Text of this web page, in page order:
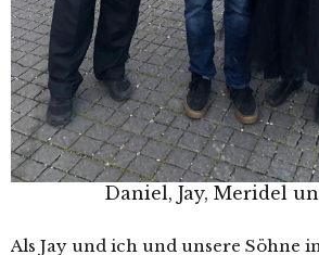
Daniel, Jay, Meridel
Als Jay und ich und unsere Söhne